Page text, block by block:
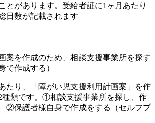
とがあります。受給者証に1ヶ月あたり
日数が記載されます
案を作成のため、相談支援事業所を探す
で作成する）
たり、「障がい児支援利用計画案」を作
種類です。①相談支援事業所を探し、作
②保護者様自身で作成をする（セルフプ